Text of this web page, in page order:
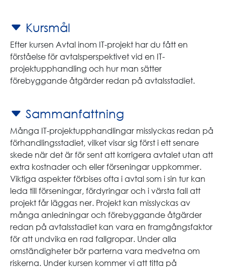
Kursmål
Efter kursen Avtal inom IT-projekt har du fått en
förståelse för avtalsperspektivet vid en IT-
projektupphandling och hur man sätter
förebyggande åtgärder redan på avtalsstadiet.
Sammanfattning
Många IT-projektupphandlingar misslyckas redan på
förhandlingsstadiet, vilket visar sig först i ett senare
skede när det är för sent att korrigera avtalet utan att
extra kostnader och eller förseningar uppkommer.
Viktiga aspekter förbises ofta i avtal som i sin tur kan
leda till förseningar, fördyringar och i värsta fall att
projekt får läggas ner. Projekt kan misslyckas av
många anledningar och förebyggande åtgärder
redan på avtalsstadiet kan vara en framgångsfaktor
för att undvika en rad fallgropar. Under alla
omständigheter bör parterna vara medvetna om
riskerna. Under kursen kommer vi att titta på